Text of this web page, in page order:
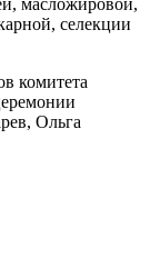
селекции
комитета
Ольга